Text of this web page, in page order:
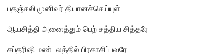
பதஞ்சலி முனிவர் தியானச்செய்யுள்
ஆயசித்தி அனைத்தும் பெற் சத்திய சித்தரே
சப்தரிஷி மண்டலத்தில் பிரகாசிப்பவரே